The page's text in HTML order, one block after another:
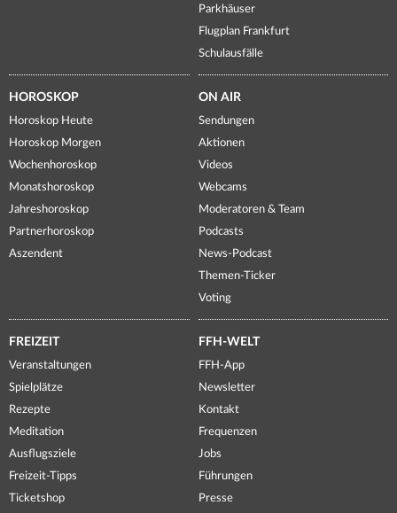
Parkhäuser
Flugplan Frankfurt
Schulausfälle
HOROSKOP
Horoskop Heute
Horoskop Morgen
Wochenhoroskop
Monatshoroskop
Jahreshoroskop
Partnerhoroskop
Aszendent
ON AIR
Sendungen
Aktionen
Videos
Webcams
Moderatoren & Team
Podcasts
News-Podcast
Themen-Ticker
Voting
FREIZEIT
Veranstaltungen
Spielplätze
Rezepte
Meditation
Ausflugsziele
Freizeit-Tipps
Ticketshop
FFH-WELT
FFH-App
Newsletter
Kontakt
Frequenzen
Jobs
Führungen
Presse